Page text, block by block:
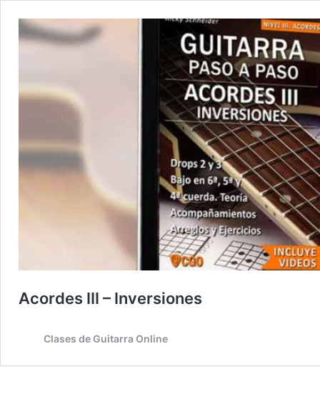
Acordes III – Inversiones
Clases de Guitarra Online